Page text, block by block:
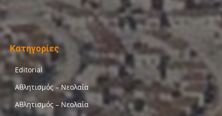
Κατηγορίες
Editorial
Αθλητισμός – Νεολαία
Αθλητισμός – Νεολαία